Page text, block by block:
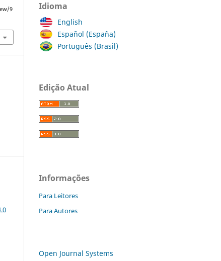
9
Idioma
English
Español (España)
Português (Brasil)
Edição Atual
Informações
Para Leitores
Para Autores
Open Journal Systems